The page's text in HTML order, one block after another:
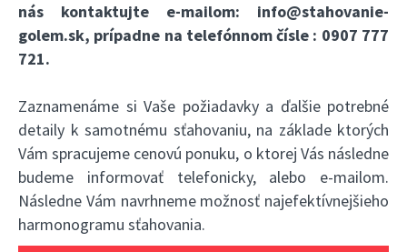
nás kontaktujte e-mailom: info@stahovanie-
golem.sk, prípadne na telefónnom čísle : 0907 777
721.
Zaznamenáme si Vaše požiadavky a ďalšie potrebné
detaily k samotnému sťahovaniu, na základe ktorých
Vám spracujeme cenovú ponuku, o ktorej Vás následne
budeme informovať telefonicky, alebo e-mailom.
Následne Vám navrhneme možnosť najefektívnejšieho
harmonogramu sťahovania.